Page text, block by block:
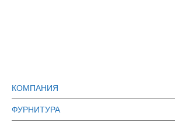
КОМПАНИЯ
ФУРНИТУРА